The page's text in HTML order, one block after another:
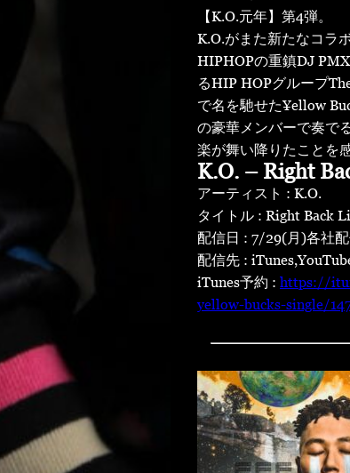
【K.O.元年】第4弾。
K.O.がまた新たなコラ
HIPHOPの重鎮DJ
るHIP HOPグループ
で名を馳せた¥ellow
の豪華メンバーで奏で
楽が舞い降りたことを
K.O. – Right
アーティスト : K.O.
タイトル : Right Back
配信日 : 7/29(月)各社配
配信先 :
iTunes予約 : https://
yellow-bucks-single/